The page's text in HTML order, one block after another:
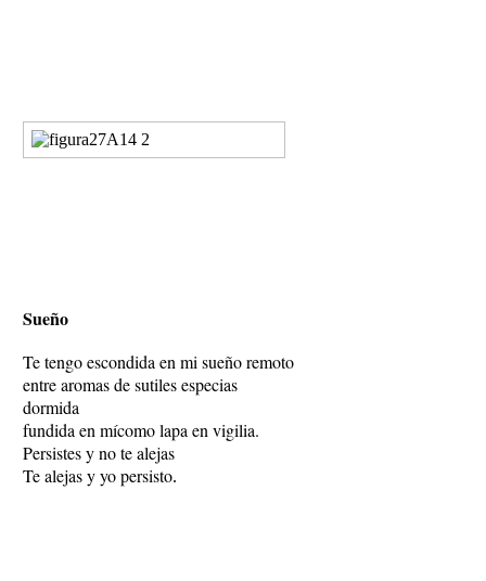
Sueño
Te tengo escondida en mi sueño remoto
entre aromas de sutiles especias
dormida
fundida en mícomo lapa en vigilia.
Persistes y no te alejas
Te alejas y yo persisto.